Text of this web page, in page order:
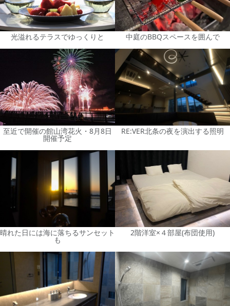
光溢れるテラスでゆっくりと 中庭のBBQスペースを囲んで
至近で開催の館山湾花火・8月8日
開催予定
RE:VER北条の夜を演出する照明
晴れた日には海に落ちるサンセット
も
2階洋室×４部屋(布団使用)